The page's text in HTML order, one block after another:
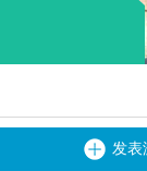
发表